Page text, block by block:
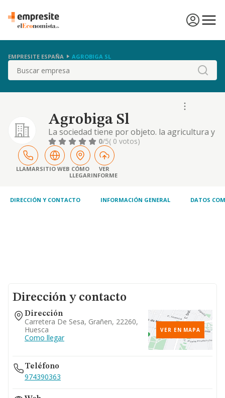
EMPRESITE ESPAÑA AGROBIGA SL
Buscar
Agrobiga Sl
La sociedad tiene por objeto. la agricultura y
ganaderia. el comercio de materias primas
agrarias. la prestacion de servicios agricolas
y ganaderos. el arrendamiento de fincas
rusticas. las actividades enumeradas anterio
0/5( 0 votos)
LLAMARSITIO WEB CÓMO
LLEGAR
VER
INFORME
DIRECCIÓN Y CONTACTO INFORMACIÓN GENERAL DATOS
Dirección y contacto
Dirección
Carretera De Sesa, Grañen, 22260,
Huesca
Como llegar
VER EN MAPA
Teléfono
974390363